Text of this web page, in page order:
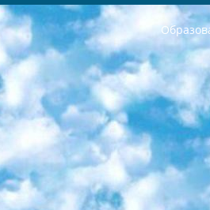
РЕСПУБЛИКА УЗБЕКИСТАН МИНИСТРЕРСТВО ДОШКОЛЬНОГО И ШКОЛЬНОГО ОБРАЗОВАНИЯ КОМАНДА в общеобразовательных учреждениях в 2023-2024 учебном году организация и проведение итоговой государственной аттестации обучающихся о Министра дошкольного и школьного образования Республики Узбекистан от 4 марта 2008 года (постановлением Минюста от 20 марта 2008 года № 1778 государственной регистрации) «Итоговое состояние учащихся общего среднего образования на основании положения об утверждении положения об аттестации общего среднего образования выпускной экзамен студентов в образовательных учреждениях в 2023-2024